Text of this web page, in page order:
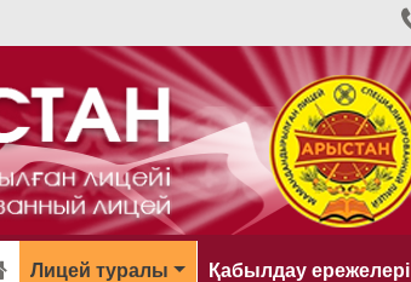
Лицей туралы Қабылдау ережелері